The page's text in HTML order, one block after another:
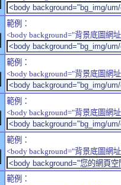
範例：
<body background="背景底圖網
範例：
<body background="背景底圖網
範例：
<body background="背景底圖網
範例：
<body background="背景底圖網
範例：